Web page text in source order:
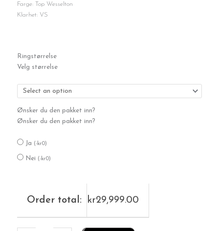
Farge: Top Wesselton
Klarhet: VS
Ringstørrelse
Velg størrelse
Ønsker du den pakket inn?
Ønsker du den pakket inn?
Ja (-kr0)
Nei (-kr0)
Order total: kr29,999.00
0,75ct.
antall